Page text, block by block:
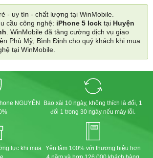
- uy tín - chất lượng tại WinMobile.
cầu công nghệ: iPhone 5 lock tại Huyện
. WinMobile đã tăng cường dịch vụ giao
Phù Mỹ, Bình Định cho quý khách khi mua
tại WinMobile.
NGUYÊN
Bao xài 10 ngày, không thích là đổi, 1
đổi 1 trong 30 ngày nếu máy lỗi.
lực khi mua Yên tâm 100% với thương hiệu hơn